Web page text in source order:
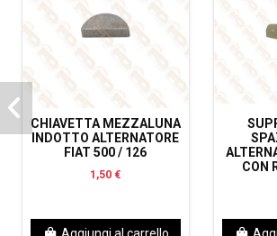
CHIAVETTA MEZZALUNA
INDOTTO ALTERNATORE
FIAT 500 / 126
1,50 €
CON